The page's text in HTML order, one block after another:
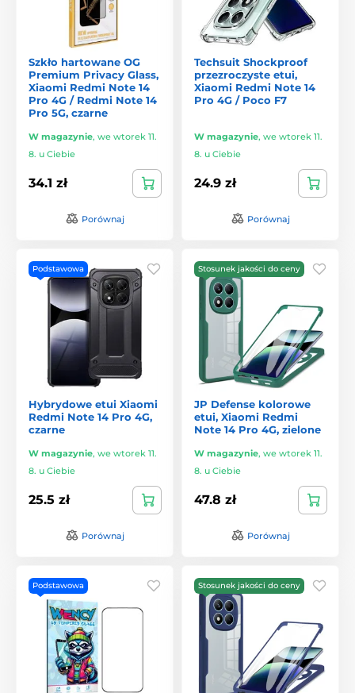
Szkło hartowane OG
Premium Privacy Glass,
Xiaomi Redmi Note 14
Pro 4G / Redmi Note 14
Pro 5G, czarne
W magazynie, we wtorek 11.
8. u Ciebie
34.1 zł
Porównaj
Techsuit Shockproof
przezroczyste etui,
Xiaomi Redmi Note 14
Pro 4G / Poco F7
W magazynie, we wtorek 11.
8. u Ciebie
24.9 zł
Porównaj
Podstawowa
Hybrydowe etui Xiaomi
Redmi Note 14 Pro 4G,
czarne
W magazynie, we wtorek 11.
8. u Ciebie
25.5 zł
Porównaj
Stosunek jakości do ceny
JP Defense kolorowe
etui, Xiaomi Redmi
Note 14 Pro 4G, zielone
W magazynie, we wtorek 11.
8. u Ciebie
47.8 zł
Porównaj
Podstawowa Stosunek jakości do ceny